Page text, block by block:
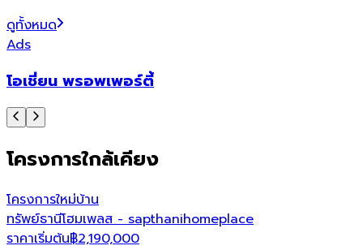
ดูทั้งหมด
Ads
โอเชี่ยน พรอพเพอร์ตี้
โครงการใกล้เคียง
โครงการใหม่บ้าน
ทรัพย์ธานีโฮมเพลส - sapthanihomeplace
ราคาเริ่มต้น฿2,190,000